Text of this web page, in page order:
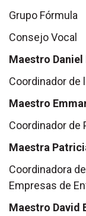
Grupo Fórmula
Consejo Vocal
Maestro
Coordinador de
Maestro
Coordinador de
Maestra
Coordinadora
Empresas de
Maestro David